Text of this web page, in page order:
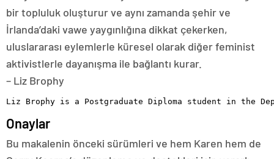
Bu makalenin önceki sürümleri ve hem Karen hem de
Gerry Kearns’a düzenleme ve destekleri için yararlı
geri bildirimleri için Karen Till’e teşekkür ediyorum.
Charlotte Edwards, Elizabeth Burke, Teresa Murphy
ve Sarah Kirwan’a da özel bir teşekkür.
Referanslar
Kâr.Washington DC: New Island Press.
Blunt, A. ve Dowling, R. (2019)Ev.Londra: Taylor &